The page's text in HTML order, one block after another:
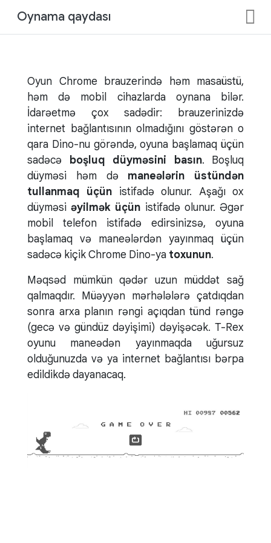
Oynama qaydası
Oyun Chrome brauzerində həm masaüstü,
həm də mobil cihazlarda oynana bilər.
İdarəetmə çox sadədir: brauzerinizdə
internet bağlantısının olmadığını göstərən o
qara Dino-nu görəndə, oyuna başlamaq üçün
sadəcə
boşluq düyməsini basın. Boşluq
düyməsi həm də maneələrin üstündən
tullanmaq üçün istifadə olunur. Aşağı ox
düyməsiəyilmək üçün istifadə olunur. Əgər
mobil telefon istifadə edirsinizsə, oyuna
başlamaq və maneələrdən yayınmaq üçün
sadəcə kiçik Chrome Dino-ya toxunun.
Məqsəd mümkün qədər uzun müddət sağ
qalmaqdır. Müəyyən mərhələlərə çatdıqdan
sonra arxa planın rəngi açıqdan tünd rəngə
(gecə və gündüz dəyişimi) dəyişəcək. T-Rex
oyunu maneədən yayınmaqda uğursuz
olduğunuzda və ya internet bağlantısı bərpa
edildikdə dayanacaq.